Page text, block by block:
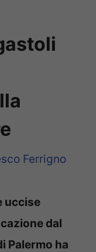
Ferrigno
uccise
dal
Palermo ha